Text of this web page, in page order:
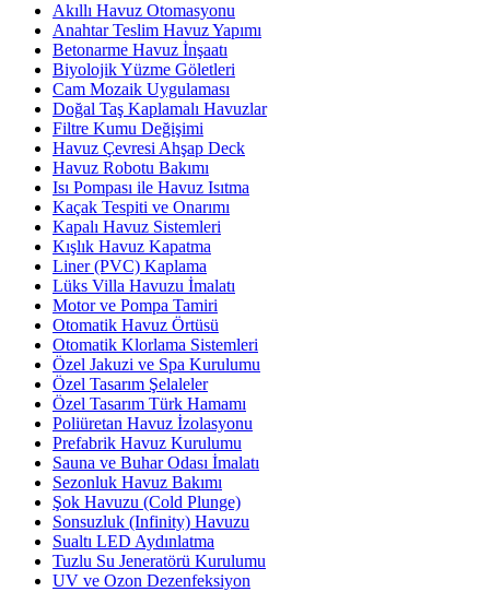
Akıllı Havuz Otomasyonu
Anahtar Teslim Havuz Yapımı
Betonarme Havuz İnşaatı
Biyolojik Yüzme Göletleri
Cam Mozaik Uygulaması
Doğal Taş Kaplamalı Havuzlar
Filtre Kumu Değişimi
Havuz Çevresi Ahşap Deck
Havuz Robotu Bakımı
Isı Pompası ile Havuz Isıtma
Kaçak Tespiti ve Onarımı
Kapalı Havuz Sistemleri
Kışlık Havuz Kapatma
Liner (PVC) Kaplama
Lüks Villa Havuzu İmalatı
Motor ve Pompa Tamiri
Otomatik Havuz Örtüsü
Otomatik Klorlama Sistemleri
Özel Jakuzi ve Spa Kurulumu
Özel Tasarım Şelaleler
Özel Tasarım Türk Hamamı
Poliüretan Havuz İzolasyonu
Prefabrik Havuz Kurulumu
Sauna ve Buhar Odası İmalatı
Sezonluk Havuz Bakımı
Şok Havuzu (Cold Plunge)
Sonsuzluk (Infinity) Havuzu
Sualtı LED Aydınlatma
Tuzlu Su Jeneratörü Kurulumu
UV ve Ozon Dezenfeksiyon